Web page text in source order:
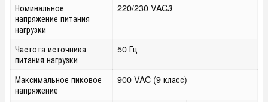
Номинальное
напряжение питания
нагрузки
220/230 VAC3
Частота источника
питания нагрузки
50 Гц
Максимальное пиковое
напряжение
900 VAC (9 класс)